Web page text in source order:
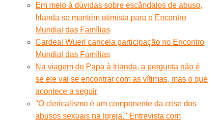
Em meio à dúvidas sobre escândalos de abuso,
Irlanda se mantém otimista para o Encontro
Mundial das Famílias
Cardeal Wuerl cancela participação no Encontro
Mundial das Famílias
Na viagem do Papa à Irlanda, a pergunta não é
se ele vai se encontrar com as vítimas, mas o que
acontece a seguir
''O clericalismo é um componente da crise dos
abusos sexuais na Igreja.'' Entrevista com